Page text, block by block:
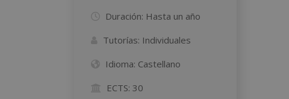
Duración: Hasta un año
Tutorías: Individuales
Idioma: Castellano
ECTS: 30